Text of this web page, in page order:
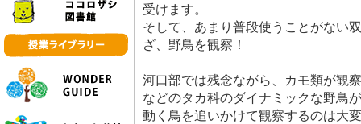
受けます。
そして、あまり普段使うことがない
ざ、野鳥を観察！
河口部では残念ながら、カモ類が観
などのタカ科のダイナミックな野鳥
動く鳥を追いかけて観察するのは大